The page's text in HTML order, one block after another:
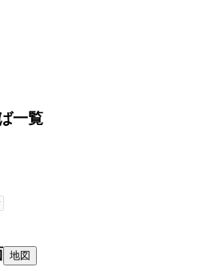
一覧
地図